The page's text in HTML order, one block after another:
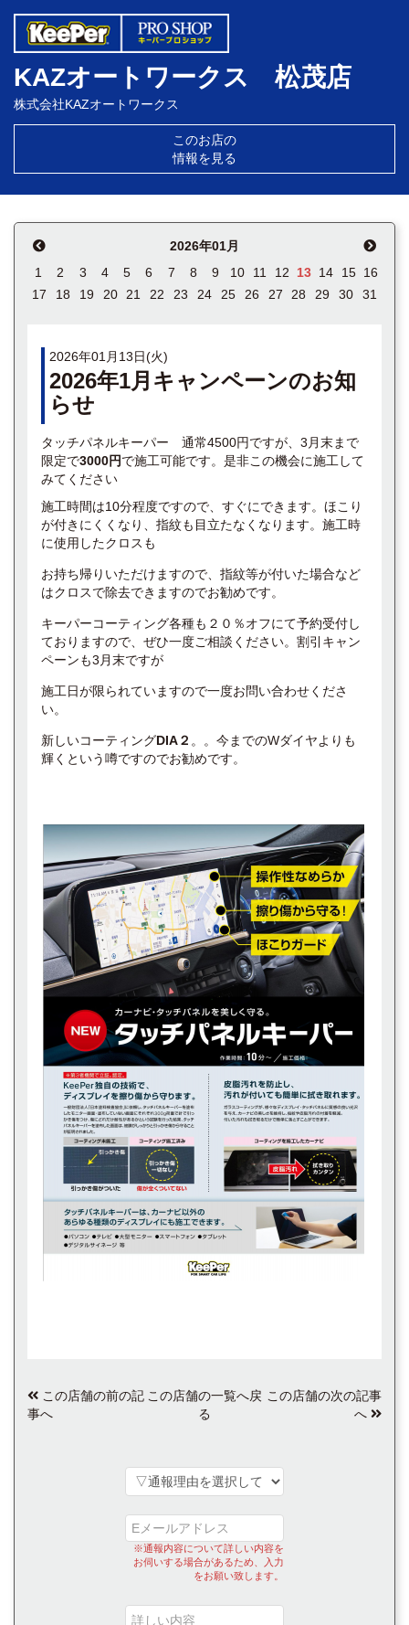
KAZオートワークス 松茂店
株式会社KAZオートワークス
このお店の
情報を見る
2026年01月
1
2 3 4 5 6 7 8 9 10 11 12 13 14 15 16
17
18 19 20 21 22 23 24 25 26 27 28 29 30 31
2026年01月13日(火)
2026年1月キャンペーンのお知
らせ
タッチパネルキーパー 通常4500円ですが、3月末まで
限定で3000円で施工可能です。是非この機会に施工して
みてください
施工時間は10分程度ですので、すぐにできます。ほこり
が付きにくくなり、指紋も目立たなくなります。施工時
に使用したクロスも
お持ち帰りいただけますので、指紋等が付いた場合など
はクロスで除去できますのでお勧めです。
キーパーコーティング各種も２０％オフにて予約受付し
ておりますので、ぜひ一度ご相談ください。割引キャン
ペーンも3月末ですが
施工日が限られていますので一度お問い合わせくださ
い。
新しいコーティングDIA２ 。。今までのWダイヤよりも
輝くという噂ですのでお勧めです。
この店舗の前の記
事へ
この店舗の一覧へ戻
る
この店舗の次の記事
へ
※通報内容について詳しい内容を
お伺いする場合があるため、入力
をお願い致します。